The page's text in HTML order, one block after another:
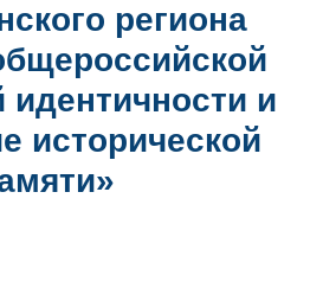
региона
идентичности и
исторической